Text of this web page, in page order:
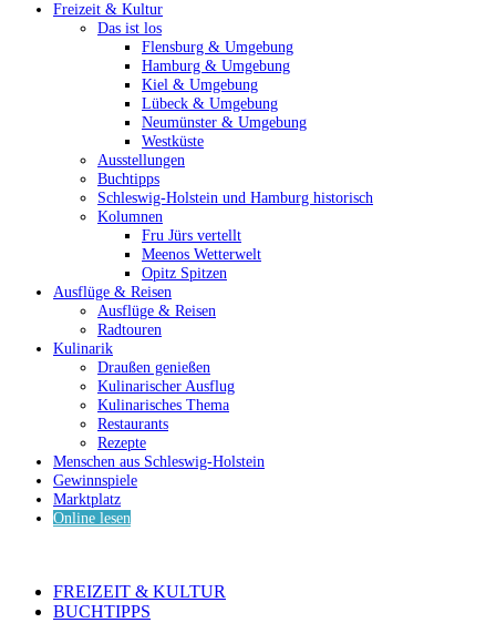
Freizeit & Kultur
Das ist los
Flensburg & Umgebung
Hamburg & Umgebung
Kiel & Umgebung
Lübeck & Umgebung
Neumünster & Umgebung
Westküste
Ausstellungen
Buchtipps
Schleswig-Holstein und Hamburg historisch
Kolumnen
Fru Jürs vertellt
Meenos Wetterwelt
Opitz Spitzen
Ausflüge & Reisen
Ausflüge & Reisen
Radtouren
Kulinarik
Draußen genießen
Kulinarischer Ausflug
Kulinarisches Thema
Restaurants
Rezepte
Menschen aus Schleswig-Holstein
Gewinnspiele
Marktplatz
Online lesen
FREIZEIT & KULTUR
BUCHTIPPS